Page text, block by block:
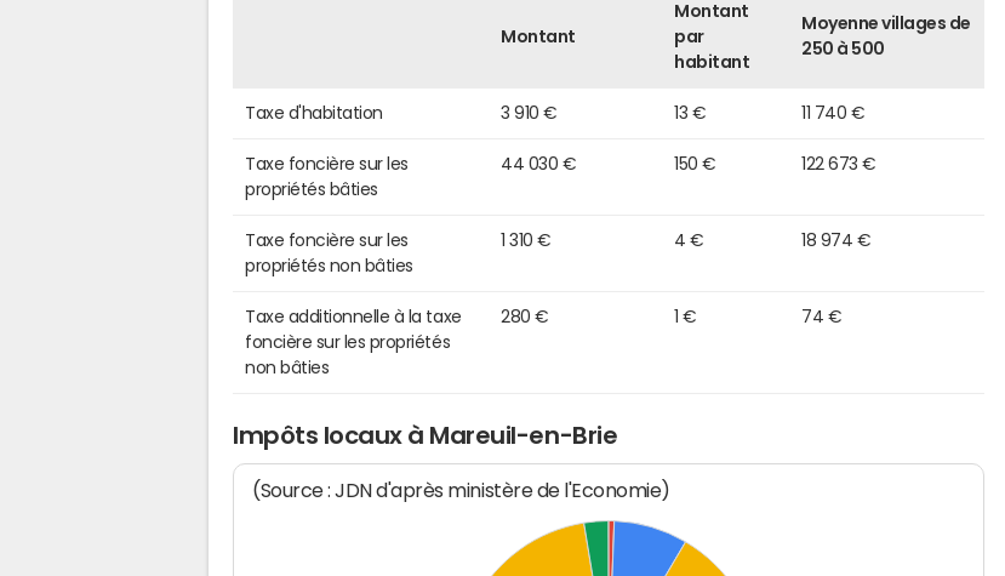
Montant
Montant
par
habitant
Moyenne villages de
250 à 500
Taxe d'habitation 3 910 € 13 € 11 740 €
Taxe foncière sur les
propriétés bâties
44 030 € 150 € 122 673 €
Taxe foncière sur les
propriétés non bâties
1 310 € 4 € 18 974 €
Taxe additionnelle à la taxe
foncière sur les propriétés
non bâties
280 € 1 € 74 €
Impôts locaux à Mareuil-en-Brie
(Source : JDN d'après ministère de l'Economie)